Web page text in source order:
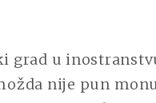
grad u
nije pun